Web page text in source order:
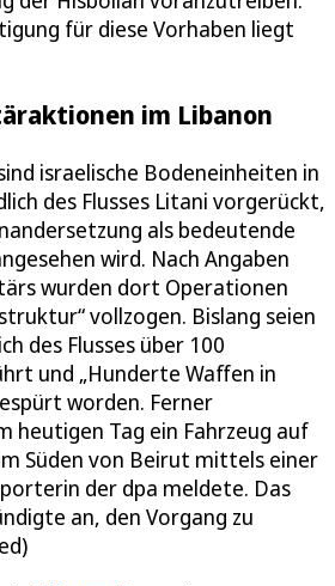
für diese Vorhaben liegt
im Libanon
israelische Bodeneinheiten in
des Flusses Litani vorgerückt,
als bedeutende
wird. Nach Angaben
wurden dort Operationen
vollzogen. Bislang seien
des Flusses über 100
und „Hunderte Waffen in
worden. Ferner
heutigen Tag ein Fahrzeug auf
Süden von Beirut mittels einer
der dpa meldete. Das
an, den Vorgang zu